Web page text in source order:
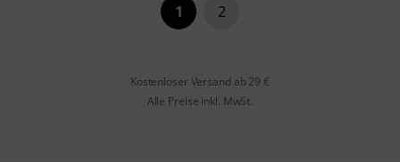
1 2
Kostenloser Versand ab 29 €
Alle Preise inkl. MwSt.